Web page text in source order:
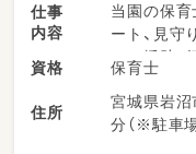
仕事
内容
当園の保育
ート、見守
レの援助
す。柔軟な
とりにし
す。勤務日
資格 保育士
住所
宮城県岩沼市里の
分（※駐車